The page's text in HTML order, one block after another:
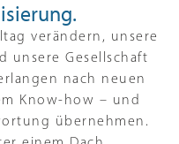
verändern, unsere
unsere Gesellschaft
nach neuen
Know-how – und
übernehmen.